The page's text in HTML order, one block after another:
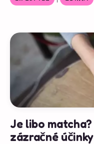
Je libo
zázračné